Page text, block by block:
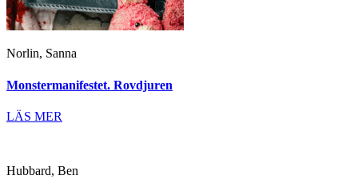
Norlin, Sanna
Monstermanifestet. Rovdjuren
LÄS MER
Hubbard, Ben